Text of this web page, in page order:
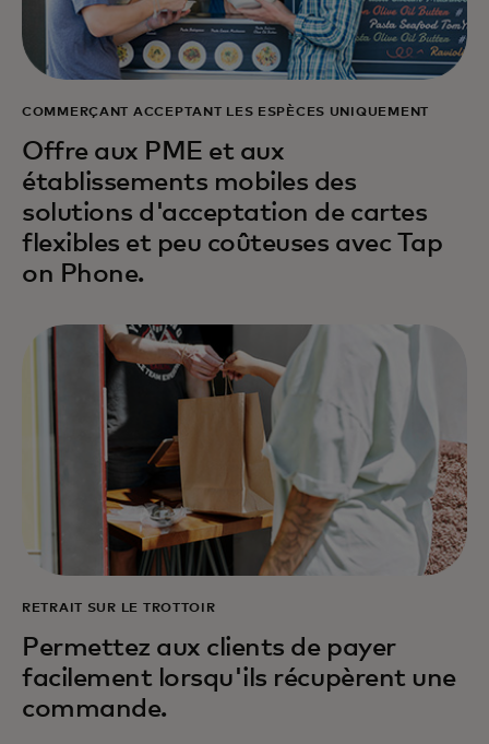
COMMERÇANT ACCEPTANT LES ESPÈCES UNIQUEMENT
Offre aux PME et aux
établissements mobiles des
solutions d'acceptation de cartes
flexibles et peu coûteuses avec Tap
on Phone.
RETRAIT SUR LE TROTTOIR
Permettez aux clients de payer
facilement lorsqu'ils récupèrent une
commande.